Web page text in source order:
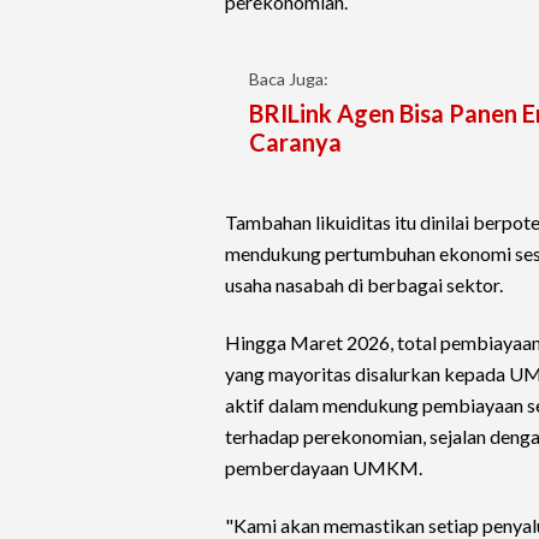
Baca Juga:
BRILink Agen Bisa Panen
Caranya
Tambahan likuiditas itu dinilai
mendukung pertumbuhan ekonomi
usaha nasabah di berbagai sektor.
Hingga Maret 2026, total
yang mayoritas disalurkan kepada
aktif dalam mendukung
terhadap perekonomian, sejalan
pemberdayaan UMKM.
"Kami akan memastikan setiap